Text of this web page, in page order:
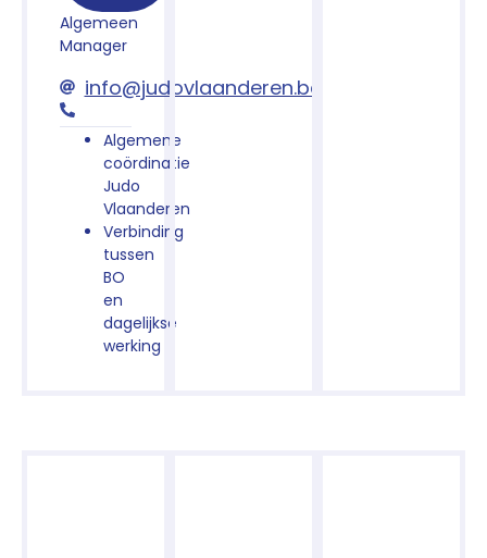
Algemeen
Manager
info@judovlaanderen.be
Algemene
coördinatie
Judo
Vlaanderen
Verbinding
tussen
BO
en
dagelijkse
werking